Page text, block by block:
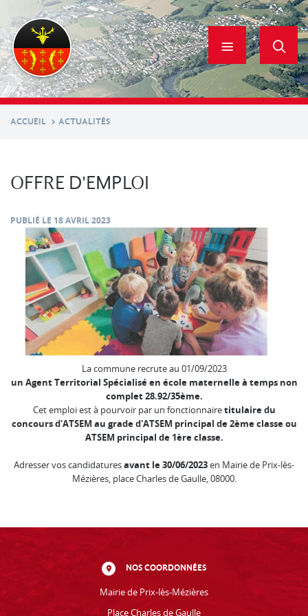
contenu
principal
ACCUEIL ACTUALITÉS
OFFRE D'EMPLOI
PUBLIÉ LE 18 AVRIL 2023
La commune recrute au 01/09/2023
un Agent Territorial Spécialisé en école maternelle à temps non
complet 28.92/35ème.
Cet emploi est à pourvoir par un fonctionnairetitulaire du
concours d'ATSEM au grade d'ATSEM principal de 2ème classe ou
ATSEM principal de 1ère classe.
Adresser vos candidatures avant le 30/06/2023 en Mairie de Prix-lès-
Mézières, place Charles de Gaulle, 08000.
NOS COORDONNÉES
Mairie de Prix-lès-Mézières
Place Charles de Gaulle